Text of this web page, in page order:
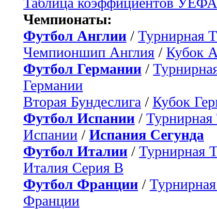
Чемпионаты:
Футбол Англии / Турнирная
Чемпионшип Англия / Кубок
Футбол Германии /
Германии
Вторая Бундеслига / Кубок
Футбол Испании / Турнирная
Испании / Испания Сегунда
Футбол Италии / Турнирная
Италия Серия B
Футбол Франции /
Франции